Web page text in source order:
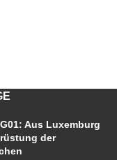
Aus Luxemburg
der